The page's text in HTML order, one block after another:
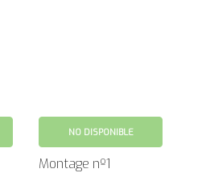
NO DISPONIBLE
Montage nº1